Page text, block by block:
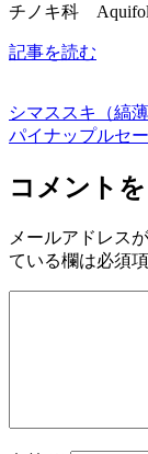
チノキ科
記事を読む
シマススキ（縞
パイナップルセ
コメント
メールアドレス
ている欄は必須